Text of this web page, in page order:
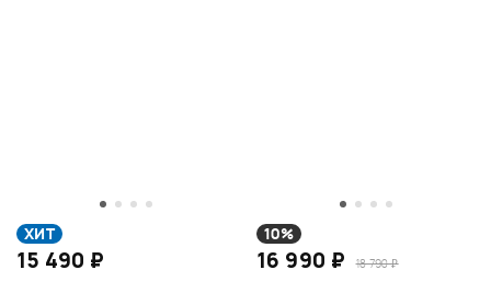
ХИТ
15 490 ₽
10%
16 990 ₽ 18 790 ₽